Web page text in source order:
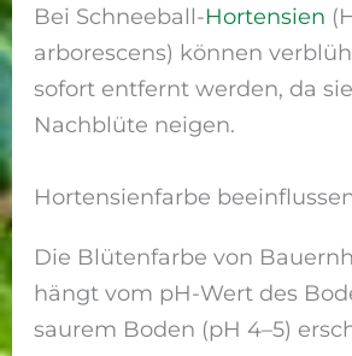
Bei Schneeball-Hortensien
arborescens) können
sofort entfernt werden, da
Nachblüte neigen.
Hortensienfarbe
Die Blütenfarbe von
hängt vom pH-Wert des
saurem Boden (pH 4–5)